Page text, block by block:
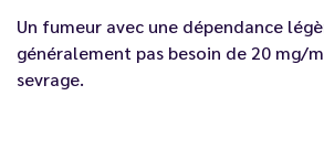
Un fumeur avec une dépendance
généralement pas besoin de 20 mg/
sevrage.